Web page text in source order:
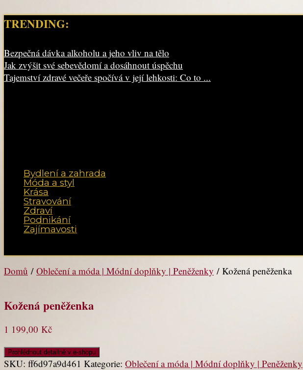
TRENDING:
Bezpečná dávka alkoholu a jeho vliv na tělo
Jak zvýšit své sebevědomí a dosáhnout úspěchu
Tajemství zdravé večeře spočívá v její lehkosti: Co to ...
Bydlení a zahrada
Móda a styl
Krása
Stravování
Zdraví
Podnikání
Zajímavosti
Domů / Oblečení a móda | Módní doplňky | Peněženky / Kožená peněženka
Kožená peněženka
1 199,00 Kč
Prohlédnout detailně v e-shopu
SKU: ff6d97a9d461 Kategorie: Oblečení a móda | Módní doplňky | Peněženky